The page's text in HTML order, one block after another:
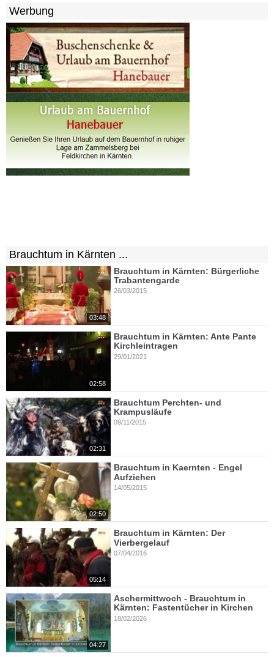
Werbung
Brauchtum in Kärnten ...
03:48
Brauchtum in Kärnten: Bürgerliche
Trabantengarde
26/03/2015
02:58
Brauchtum in Kärnten: Ante Pante
Kirchleintragen
29/01/2021
02:31
Brauchtum Perchten- und
Krampusläufe
09/11/2015
02:50
Brauchtum in Kaernten - Engel
Aufziehen
14/05/2015
05:14
Brauchtum in Kärnten: Der
Vierbergelauf
07/04/2016
04:27
Aschermittwoch - Brauchtum in
Kärnten: Fastentücher in Kirchen
18/02/2026